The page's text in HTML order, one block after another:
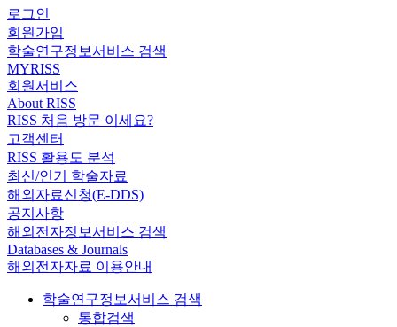
로그인
회원가입
학술연구정보서비스 검색
MYRISS
회원서비스
About RISS
RISS 처음 방문 이세요?
고객센터
RISS 활용도 분석
최신/인기 학술자료
해외자료신청(E-DDS)
공지사항
해외전자정보서비스 검색
Databases & Journals
해외전자자료 이용안내
학술연구정보서비스 검색
통합검색